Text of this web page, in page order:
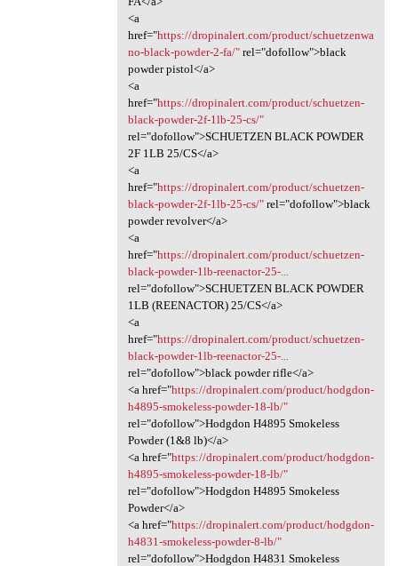
<a
href="https://dropinalert.com/product/schuetzenwa
no-black-powder-2-fa/"rel="dofollow">black
powder pistol</a>
<a
href="https://dropinalert.com/product/schuetzen-
black-powder-2f-1lb-25-cs/"
rel="dofollow">SCHUETZEN BLACK POWDER
2F 1LB 25/CS</a>
<a
href="https://dropinalert.com/product/schuetzen-
black-powder-2f-1lb-25-cs/"rel="dofollow">black
powder revolver</a>
<a
href="https://dropinalert.com/product/schuetzen-
black-powder-1lb-reenactor-25-...
rel="dofollow">SCHUETZEN BLACK POWDER
1LB (REENACTOR) 25/CS</a>
<a
href="https://dropinalert.com/product/schuetzen-
black-powder-1lb-reenactor-25-...
rel="dofollow">black powder rifle</a>
<a href="https://dropinalert.com/product/hodgdon-
h4895-smokeless-powder-18-lb/"
rel="dofollow">Hodgdon H4895 Smokeless
Powder (1&8 lb)</a>
<a href="https://dropinalert.com/product/hodgdon-
h4895-smokeless-powder-18-lb/"
rel="dofollow">Hodgdon H4895 Smokeless
Powder</a>
<a href="https://dropinalert.com/product/hodgdon-
h4831-smokeless-powder-8-lb/"
rel="dofollow">Hodgdon H4831 Smokeless